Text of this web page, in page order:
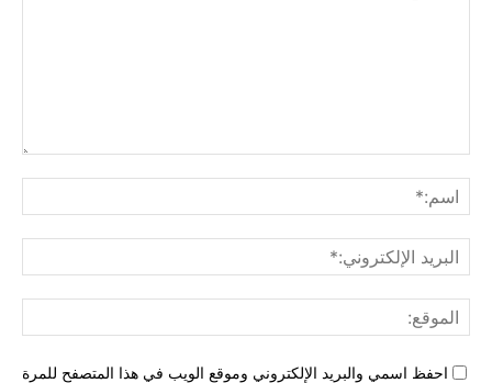
احفظ اسمي والبريد الإلكتروني وموقع الويب في هذا المتصفح للمرة